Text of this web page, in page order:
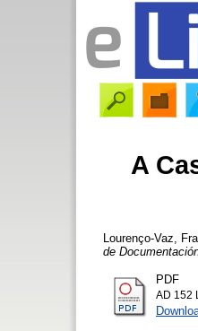
A
Lourenço-Vaz,
de
PDF
AD 152